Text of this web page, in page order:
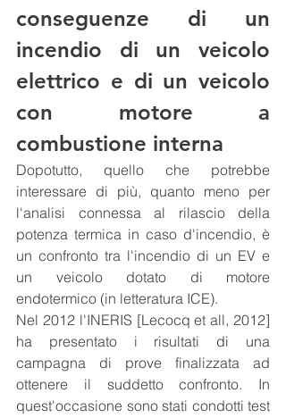
conseguenze di un
incendio di un veicolo
elettrico e di un veicolo
con motore a
combustione interna
Dopotutto, quello che potrebbe
interessare di più, quanto meno per
l'analisi connessa al rilascio della
potenza termica in caso d'incendio, è
un confronto tra l'incendio di un EV e
un veicolo dotato di motore
endotermico (in letteratura ICE).
Nel 2012 l'INERIS [Lecocq et all, 2012]
ha presentato i risultati di una
campagna di prove finalizzata ad
ottenere il suddetto confronto. In
quest'occasione sono stati condotti test